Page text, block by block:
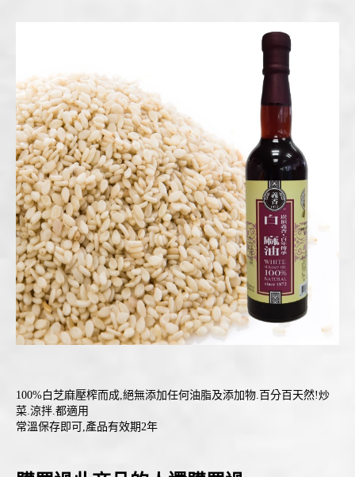
100%白芝麻壓榨而成,絕無添加任何油脂及添加物.百分百天然!炒
菜.涼拌.都適用
常溫保存即可,產品有效期2年